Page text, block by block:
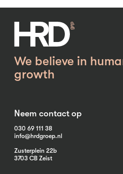
We believe in
growth
Neem contact op
030 69 111 38
info@hrdgroep.nl
Zusterplein 22b
3703 CB Zeist